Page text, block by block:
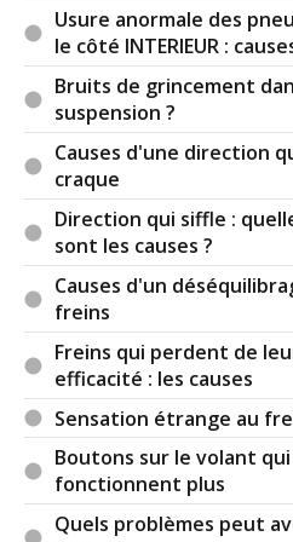
ParRay Kourgarou
(2022-08-24 15:20:58) : Il
faire une purge complète
système ABS il faut
une procédure
doit le savoir mieux que
ParRay Kourgarou
(2022-08-24 15:25:02) :
milieu motard (dont j'ai
freine est un lâche"
🙄😊😊
Bonne chance pour vos
ça passe sans que ça
Parremy(2022-08-24
😂
Partaurus TOP
09:31:18) : Je sui un peu
Usure anormale des
le côté INTERIEUR :
Bruits de grincement
suspension ?
Causes d'une direction
craque
Direction qui siffle :
sont les causes ?
Causes d'un
freins
Freins qui perdent de
efficacité : les causes
Sensation étrange au
Boutons sur le volant
fonctionnent plus
Quels problèmes peut